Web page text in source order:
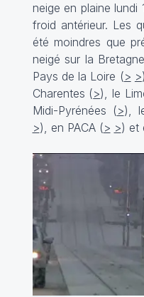
neige en plaine
froid antérieur. Les
été moindres que
neigé sur la
Pays de la Loire (> >
Charentes (>), le
Midi-Pyrénées (>),
>), en PACA (> >) et